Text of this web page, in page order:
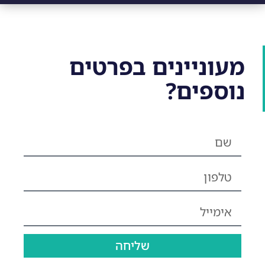
מעוניינים בפרטים
נוספים?
שליחה